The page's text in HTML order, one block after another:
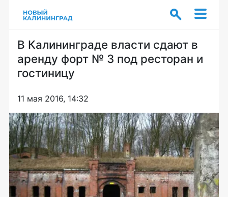
В Калининграде власти сдают в
аренду форт № 3 под ресторан и
гостиницу
11 мая 2016, 14:32